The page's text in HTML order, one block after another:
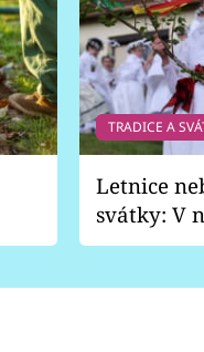
TRADICE A
Letnice
svátky: V
pondělí